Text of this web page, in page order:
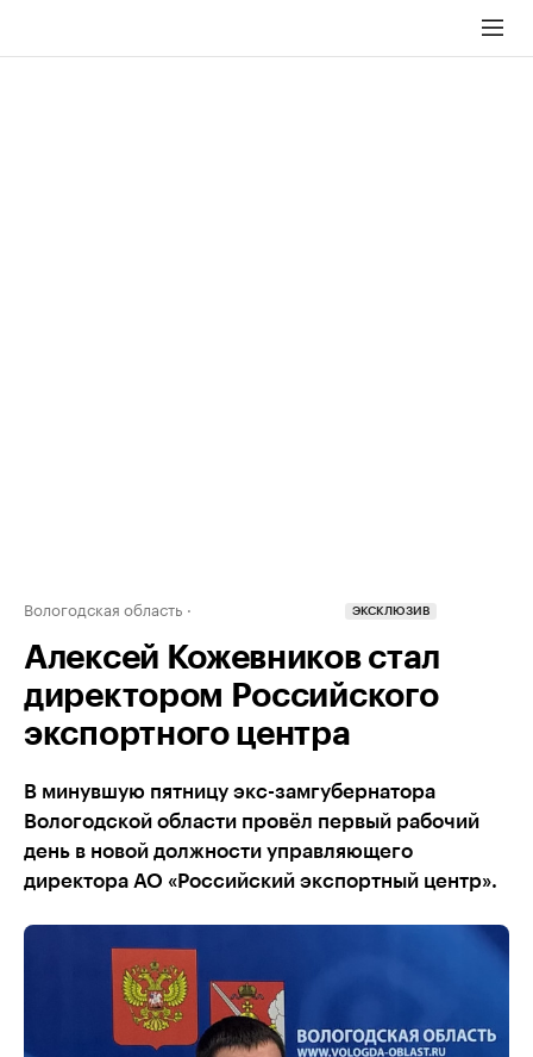
Вологодская область ЭКСКЛЮЗИВ
Алексей Кожевников стал
директором Российского
экспортного центра
В минувшую пятницу экс-замгубернатора
Вологодской области провёл первый рабочий
день в новой должности управляющего
директора АО «Российский экспортный центр».